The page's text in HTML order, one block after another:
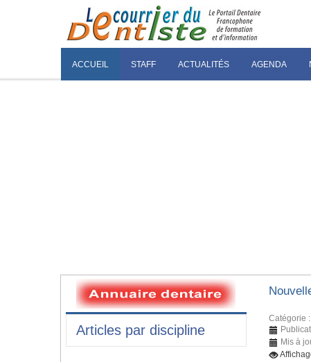
ACCUEIL STAFF ACTUALITÉS AGENDA
Catégorie :
Mis à
Articles par discipline